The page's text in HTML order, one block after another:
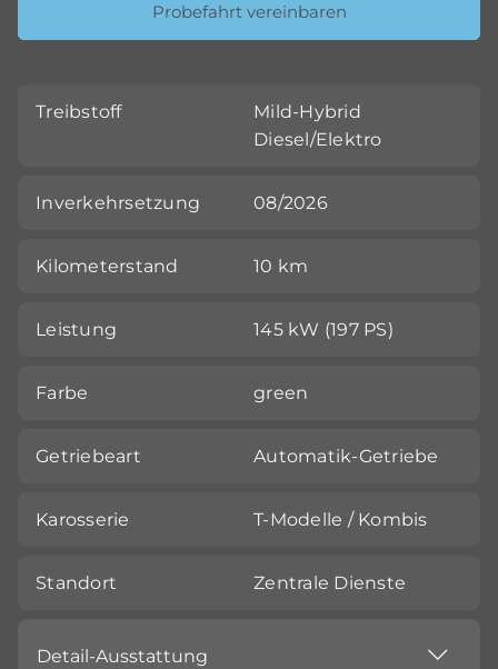
Probefahrt vereinbaren
Treibstoff
Mild-Hybrid
Diesel/Elektro
Inverkehrsetzung 08/2026
Kilometerstand 10 km
Leistung 145 kW (197 PS)
Farbe green
Getriebeart Automatik-Getriebe
Karosserie T-Modelle / Kombis
Standort Zentrale Dienste
Detail-Ausstattung